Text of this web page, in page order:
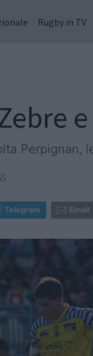
Rugby in TV
Perpignan,
Telegram Email